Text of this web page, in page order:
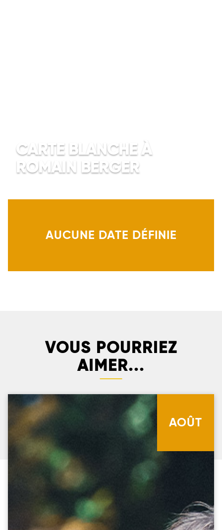
CARTE BLANCHE À
ROMAIN BERGER
AUCUNE DATE DÉFINIE
VOUS POURRIEZ
AIMER...
AOÛT